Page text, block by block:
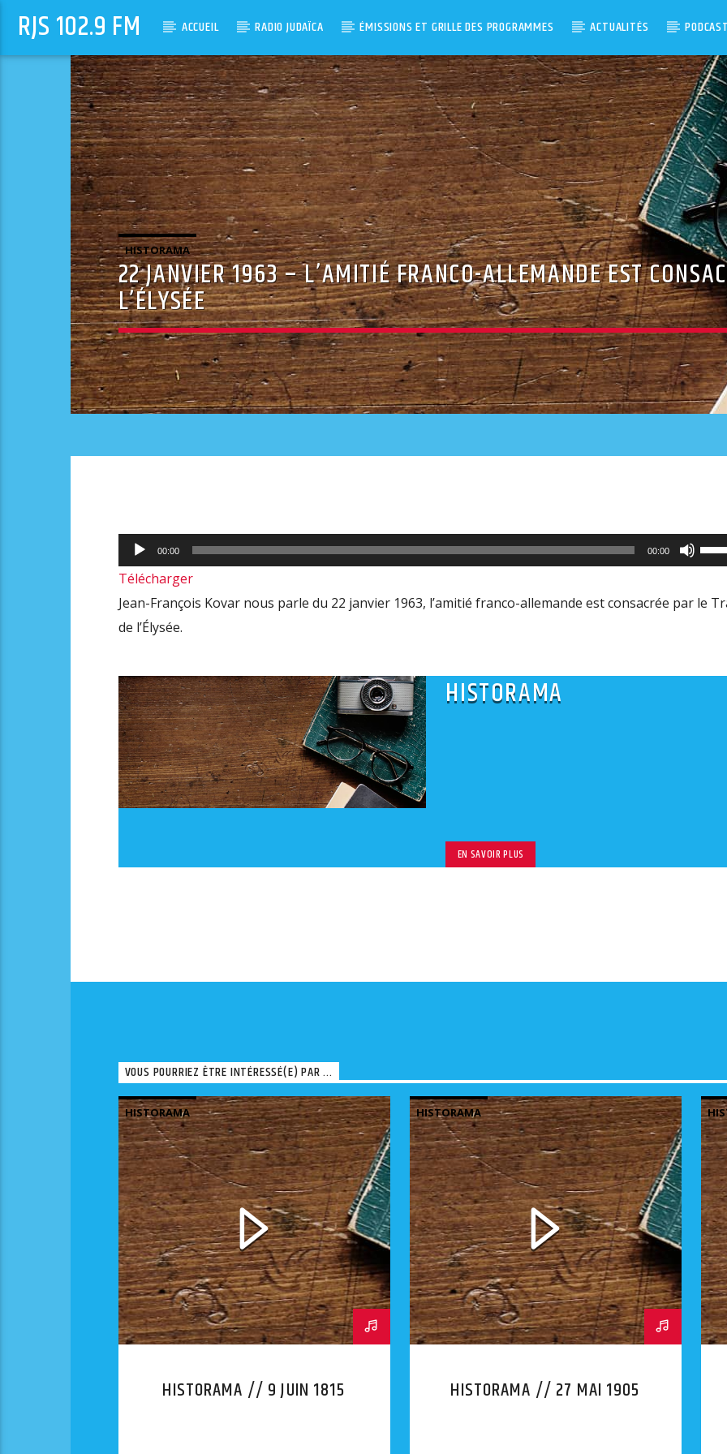
RJS 102.9 FM ACCUEIL RADIO JUDAÏCA ÉMISSIONS ET GRILLE DES PROGRAMMES ACTUALITÉS
HISTORAMA
22 JANVIER 1963 – L’AMITIÉ FRANCO-ALLEMANDE EST
L’ÉLYSÉE
Lecteur
audio
00:00 00:00
les
Télécharger
Jean-François Kovar nous parle du 22 janvier 1963, l’amitié franco-allemande est consacrée par le
de l’Élysée.
HISTORAMA
EN SAVOIR PLUS
VOUS POURRIEZ ÊTRE INTÉRESSÉ(E) PAR ...
HISTORAMA
HISTORAMA // 9 JUIN 1815
HISTORAMA
HISTORAMA // 27 MAI 1905